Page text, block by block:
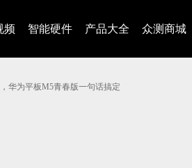
频 智能硬件 产品大全 众测商城